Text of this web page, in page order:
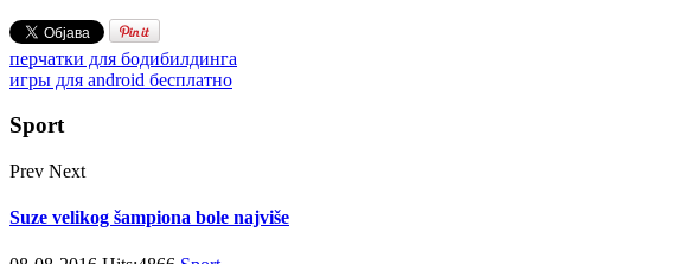
перчатки для бодибилдинга
игры для android бесплатно
Sport
Prev Next
Suze velikog šampiona bole najviše